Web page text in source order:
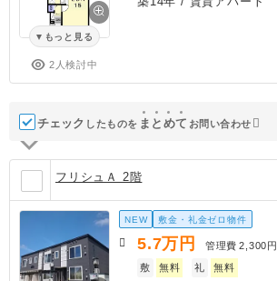
もっと見る
2人検討中
チェック したものを ま と めて お問い合わせ
フリシュＡ 2階
NEW 敷金・礼金ゼロ物件
5.7万円 管理費 2,300円
敷
無料 礼 無料